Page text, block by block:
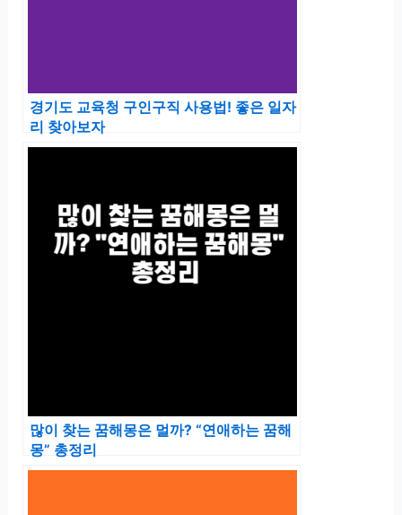
경기도 교육청 구인구직 사용법! 좋은 일자
리 찾아보자
많이 찾는 꿈해몽은 멀까? “연애하는 꿈해
몽” 총정리